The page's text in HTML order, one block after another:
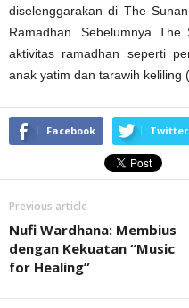
diselenggarakan di The
Ramadhan. Sebelumnya
aktivitas ramadhan seperti
anak yatim dan tarawih keliling
Facebook Twitter
Previous article
Nufi Wardhana: Membius
dengan Kekuatan “Music
for Healing”